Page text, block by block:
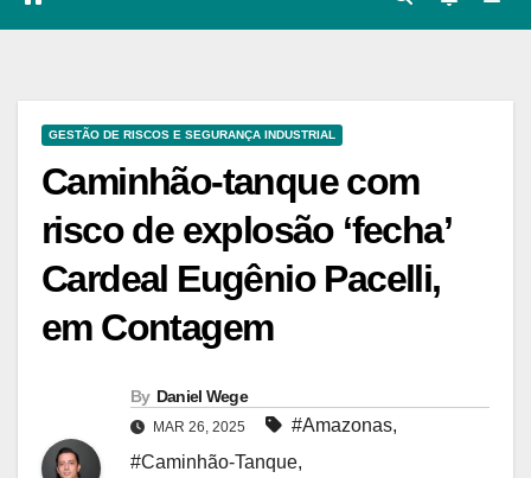
GESTÃO DE RISCOS E SEGURANÇA INDUSTRIAL
Caminhão-tanque com
risco de explosão ‘fecha’
Cardeal Eugênio Pacelli,
em Contagem
By Daniel Wege
MAR 26, 2025 #Amazonas,
#Caminhão-Tanque,